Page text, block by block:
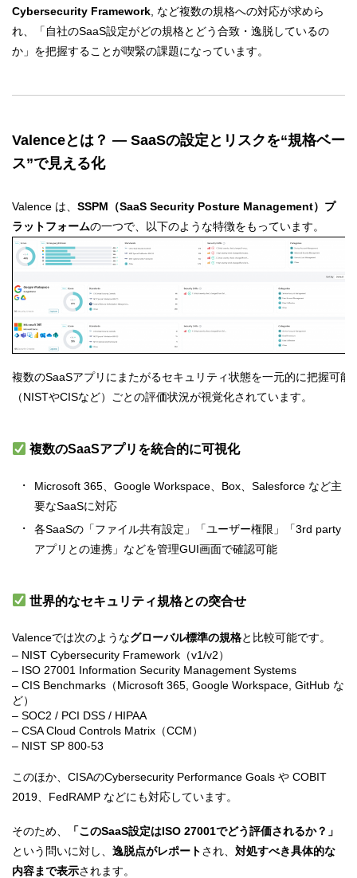
Cybersecurity Framework , など複数の規格への対応が求めら
れ、「自社のSaaS設定がどの規格とどう合致・逸脱しているの
か」を把握することが喫緊の課題になっています。
Valenceとは？ ― SaaSの設定とリスクを“規格ベー
ス”で見える化
Valence は、 SSPM（SaaS Security Posture Management）プ
ラットフォームの一つで、以下のような特徴をもっています。
複数のSaaSアプリにまたがるセキュリティ状態を一元的に把握可
（NISTやCISなど）ごとの評価状況が視覚化されています。
複数のSaaSアプリを統合的に可視化
Microsoft 365、Google Workspace、Box、Salesforce など主
要なSaaSに対応
各SaaSの「ファイル共有設定」「ユーザー権限」「3rd party
アプリとの連携」などを管理GUI画面で確認可能
世界的なセキュリティ規格との突合せ
Valenceでは次のようなグローバル標準の規格と比較可能です。
– NIST Cybersecurity Framework（v1/v2）
– ISO 27001 Information Security Management Systems
– CIS Benchmarks（Microsoft 365, Google Workspace, GitHub な
ど）
– SOC2 / PCI DSS / HIPAA
– CSA Cloud Controls Matrix（CCM）
– NIST SP 800-53
このほか、CISAのCybersecurity Performance Goals や COBIT
2019、FedRAMP などにも対応しています。
そのため、
「このSaaS設定はISO 27001でどう評価されるか？」
という問いに対し、 逸脱点がレポートされ、 対処すべき具体的な
内容まで表示されます。